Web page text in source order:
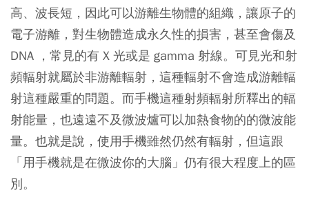
高、波長短，因此可以游離生物體的組織，讓原子的
電子游離，對生物體造成永久性的損害，甚至會傷及
DNA ，常見的有 X 光或是 gamma 射線。可見光和射
頻輻射就屬於非游離輻射，這種輻射不會造成游離輻
射這種嚴重的問題。而手機這種射頻輻射所釋出的輻
射能量，也遠遠不及微波爐可以加熱食物的的微波能
量。也就是說，使用手機雖然仍然有輻射，但這跟
「用手機就是在微波你的大腦」仍有很大程度上的區
別。